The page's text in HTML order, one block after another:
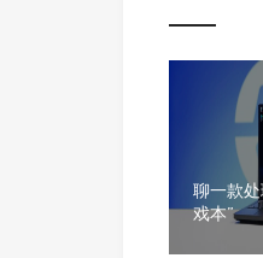
聊一款
戏本”